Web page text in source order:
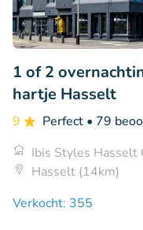
1 of 2
hartje Hasselt
9 Perfect • 79
Ibis Styles Hasselt
Hasselt (14km)
Verkocht: 355